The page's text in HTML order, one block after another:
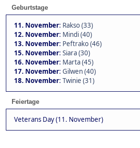
Geburtstage
11. November: Rakso (33)
12. November: Mindi (40)
13. November: Peftrako (46)
15. November: Siara (30)
16. November: Marta (45)
17. November: Gilwen (40)
18. November: Twinie (31)
Feiertage
Veterans Day (11. November)